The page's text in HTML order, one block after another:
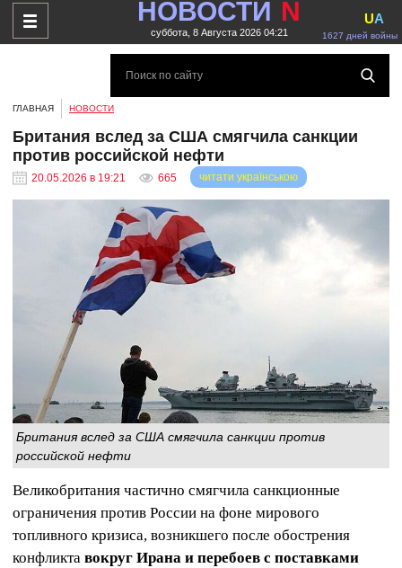
НОВОСТИ N
суббота, 8 Августа 2026 04:21 1627 дней войны
UA
ГЛАВНАЯ НОВОСТИ
Британия вслед за США смягчила санкции
против российской нефти
20.05.2026 в 19:21 665 читати українською
Британия вслед за США смягчила санкции против
российской нефти
Великобритания частично смягчила санкционные
ограничения против России на фоне мирового
топливного кризиса, возникшего после обострения
конфликта вокруг Ирана и перебоев с поставками